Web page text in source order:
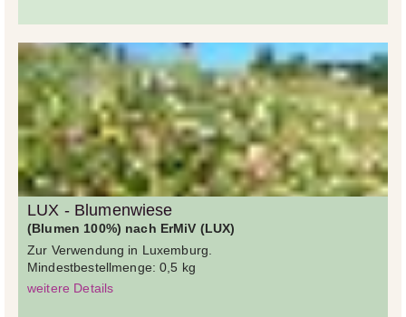
LUX - Blumenwiese
(Blumen 100%) nach ErMiV (LUX)
Zur Verwendung in Luxemburg.
Mindestbestellmenge: 0,5 kg
weitere Details